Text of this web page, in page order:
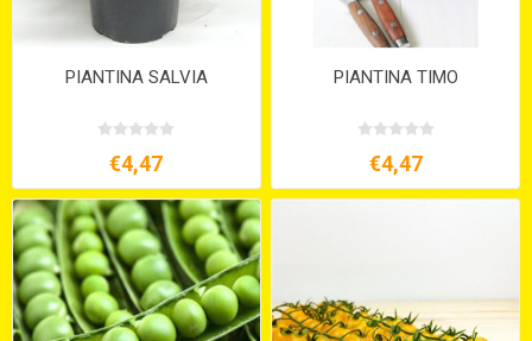
PIANTINA SALVIA
€4,47
PIANTINA TIMO
€4,47